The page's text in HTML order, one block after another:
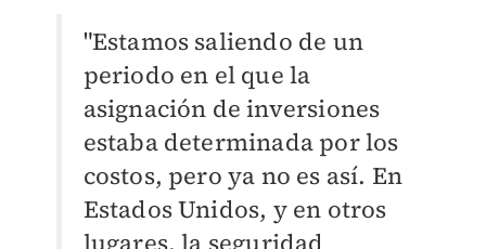
"Estamos saliendo de un
periodo en el que la
asignación de inversiones
estaba determinada por los
costos, pero ya no es así. En
Estados Unidos, y en otros